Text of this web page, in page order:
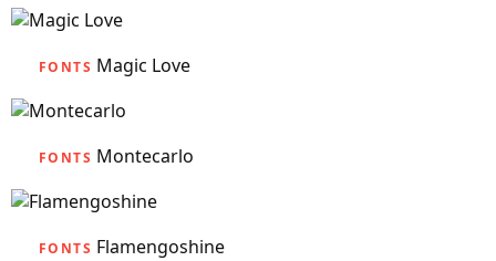
FONTS Magic Love
FONTS Montecarlo
FONTS Flamengoshine